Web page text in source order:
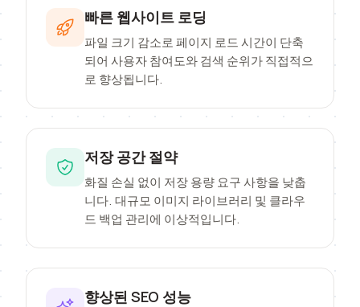
빠른 웹사이트 로딩
파일 크기 감소로 페이지 로드 시간이 단축
되어 사용자 참여도와 검색 순위가 직접적으
로 향상됩니다.
저장 공간 절약
화질 손실 없이 저장 용량 요구 사항을 낮춥
니다. 대규모 이미지 라이브러리 및 클라우
드 백업 관리에 이상적입니다.
향상된 SEO 성능